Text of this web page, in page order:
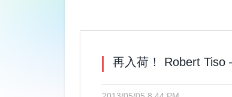
再入荷！ Robert Tiso